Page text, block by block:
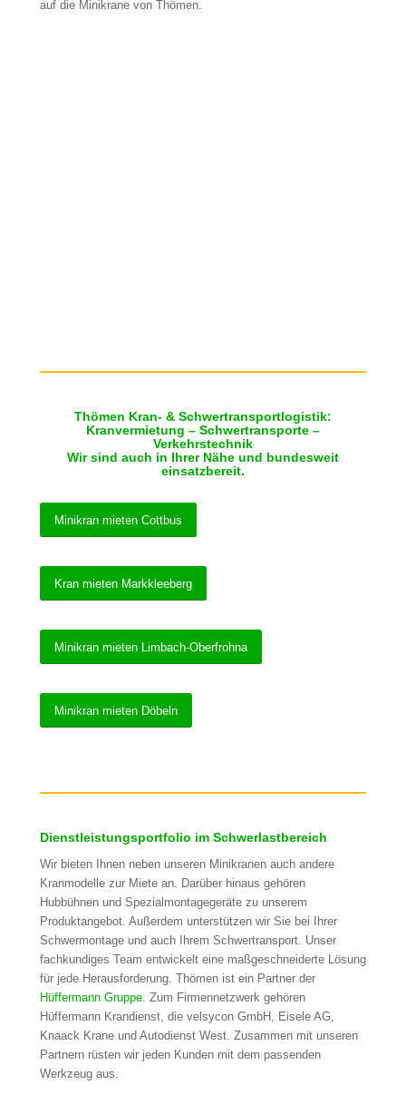
auf die Minikrane von Thömen.
Thömen Kran- & Schwertransportlogistik:
Kranvermietung – Schwertransporte –
Verkehrstechnik
Wir sind auch in Ihrer Nähe und bundesweit
einsatzbereit.
Minikran mieten Cottbus
Kran mieten Markkleeberg
Minikran mieten Limbach-Oberfrohna
Minikran mieten Döbeln
Dienstleistungsportfolio im Schwerlastbereich
Wir bieten Ihnen neben unseren Minikranen auch andere
Kranmodelle zur Miete an. Darüber hinaus gehören
Hubbühnen und Spezialmontagegeräte zu unserem
Produktangebot. Außerdem unterstützen wir Sie bei Ihrer
Schwermontage und auch Ihrem Schwertransport. Unser
fachkundiges Team entwickelt eine maßgeschneiderte Lösung
für jede Herausforderung. Thömen ist ein Partner der
Hüffermann Gruppe. Zum Firmennetzwerk gehören
Hüffermann Krandienst, die velsycon GmbH, Eisele AG,
Knaack Krane und Autodienst West. Zusammen mit unseren
Partnern rüsten wir jeden Kunden mit dem passenden
Werkzeug aus.